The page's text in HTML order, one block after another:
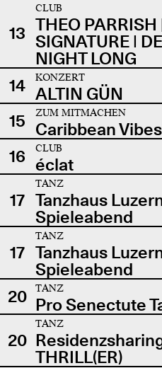
13
CLUB
THEO
SIGNATURE |
NIGHT LONG
14
KONZERT
ALTIN GÜN
15
ZUM MITMACHEN
Caribbean Vibes
16
CLUB
éclat
17
TANZ
Tanzhaus
Spieleabend
17
TANZ
Tanzhaus
Spieleabend
20
TANZ
Pro Senectute
20
TANZ
THRILL(ER)